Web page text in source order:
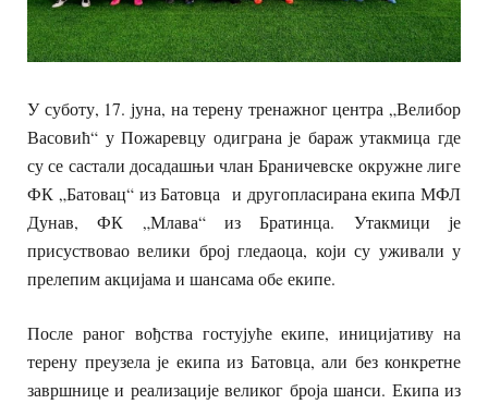
У суботу, 17. јуна, на терену тренажног центра „Велибор
Васовић“ у Пожаревцу одиграна је бараж утакмица где
су се састали досадашњи члан Браничевске окружне лиге
ФК „Батовац“ из Батовца и другопласирана екипа МФЛ
Дунав, ФК „Млава“ из Братинца. Утакмици је
присуствовао велики број гледаоца, који су уживали у
прелепим акцијама и шансама обe екипе.
После раног вођства гостујуће екипе, иницијативу на
терену преузела је екипа из Батовца, али без конкретне
завршнице и реализације великог броја шанси. Екипа из